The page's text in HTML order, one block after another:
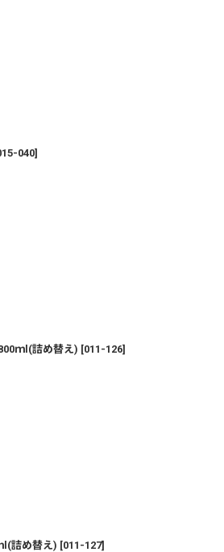
040]
ｍl(詰め替え) [011-126]
詰め替え) [011-127]